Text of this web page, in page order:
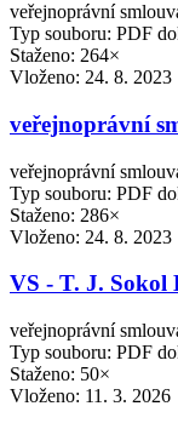
veřejnoprávní
Typ souboru: PDF
Staženo: 264×
Vloženo: 24. 8. 2023
veřejnoprávní
veřejnoprávní
Typ souboru: PDF
Staženo: 286×
Vloženo: 24. 8. 2023
VS - T. J. Sokol
veřejnoprávní
Typ souboru: PDF
Staženo: 50×
Vloženo: 11. 3. 2026